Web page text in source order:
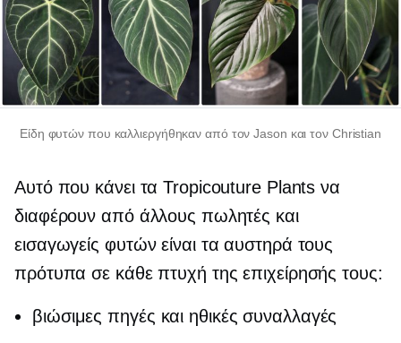
Είδη φυτών που καλλιεργήθηκαν από τον Jason και τον Christian
Αυτό που κάνει τα Tropicouture Plants να
διαφέρουν από άλλους πωλητές και
εισαγωγείς φυτών είναι τα αυστηρά τους
πρότυπα σε κάθε πτυχή της επιχείρησής τους:
βιώσιμες πηγές και ηθικές συναλλαγές